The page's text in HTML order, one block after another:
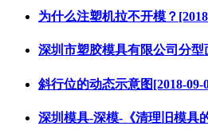
为什么注塑机拉不开模？
深圳市塑胶模具有限公司分型
斜行位的动态示意图[2018-09-
深圳模具-深模-《清理旧模具